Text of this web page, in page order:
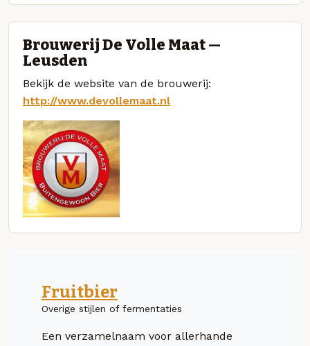
Brouwerij De Volle Maat —
Leusden
Bekijk de website van de brouwerij:
http://www.devollemaat.nl
Fruitbier
Overige stijlen of fermentaties
Een verzamelnaam voor allerhande